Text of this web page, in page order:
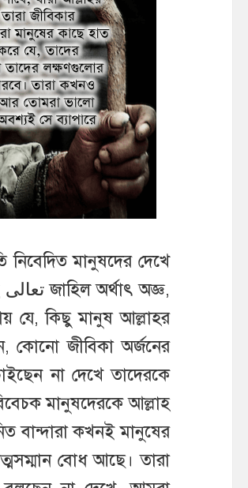
যে, কিছু মানুষ আল্লাহর
না দেখে তাদেরকে
মানুষদেরকে আল্লাহ
বোধ আছে। তারা